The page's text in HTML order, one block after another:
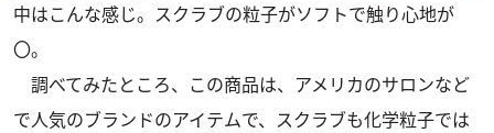
中はこんな感じ。スクラブの粒子がソフトで触り心地が
〇。
調べてみたところ、この商品は、アメリカのサロンなど
で人気のブランドのアイテムで、スクラブも化学粒子では